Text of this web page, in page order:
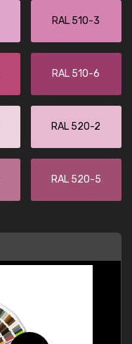
RAL 510-3
RAL 510-6
RAL 520-2
RAL 520-5